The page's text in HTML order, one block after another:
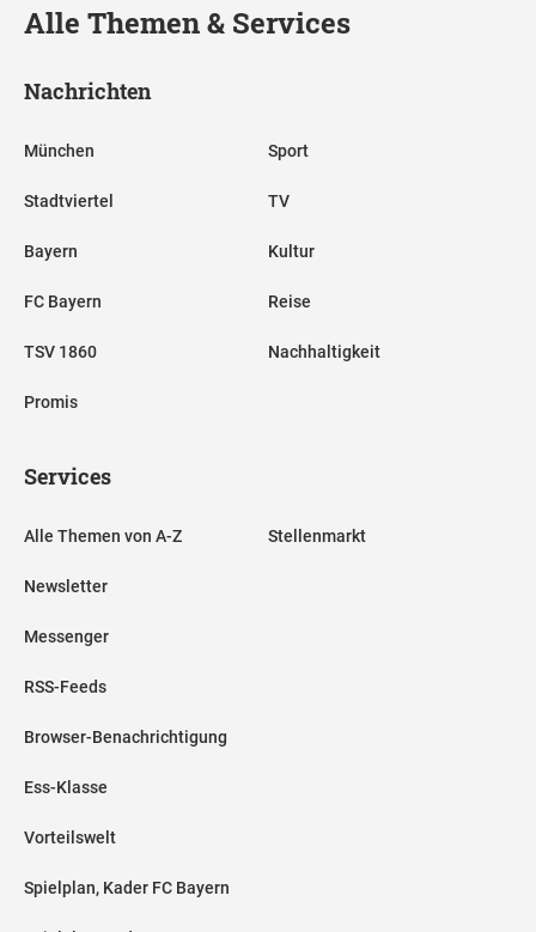
Alle Themen & Services
Nachrichten
München
Stadtviertel
Bayern
FC Bayern
TSV 1860
Promis
Sport
TV
Kultur
Reise
Nachhaltigkeit
Services
Alle Themen von A-Z
Newsletter
Messenger
RSS-Feeds
Browser-Benachrichtigung
Ess-Klasse
Vorteilswelt
Spielplan, Kader FC Bayern
Stellenmarkt